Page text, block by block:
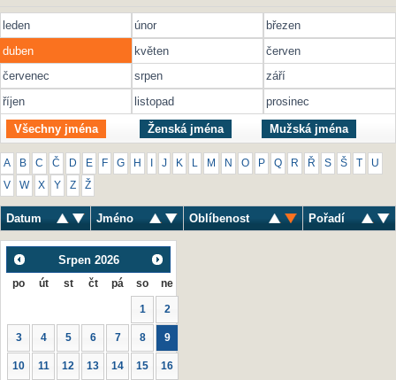
leden únor
březen
duben
květen
červen
červenec
srpen
září
říjen
listopad prosinec
Všechny jména Ženská jména Mužská jména
A B C Č D E F G H J K M N O P Q R Ř S Š U
V W X Y Z Ž
Datum Jméno Oblíbenost Pořadí
Srpen 2026
po út st čt pá so ne
1 2
3 4 5 6 7 8 9
10 11 12 13 14 15 16